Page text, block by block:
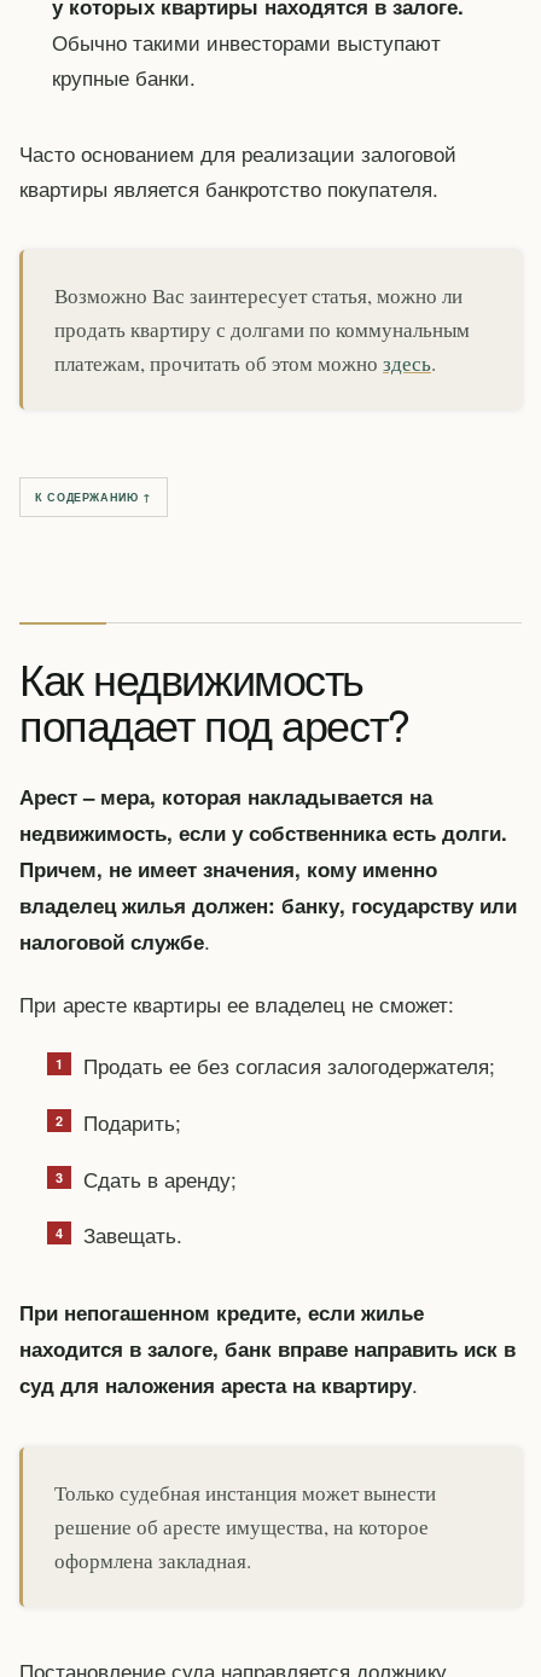
Обычно такими инвесторами выступают
крупные банки.
Часто основанием для реализации залоговой
квартиры является банкротство покупателя.
Возможно Вас заинтересует статья, можно ли
продать квартиру с долгами по коммунальным
платежам, прочитать об этом можно здесь.
К СОДЕРЖАНИЮ ↑
Как недвижимость
попадает под арест?
Арест – мера, которая накладывается на
недвижимость, если у собственника есть долги.
Причем, не имеет значения, кому именно
владелец жилья должен: банку, государству или
налоговой службе.
При аресте квартиры ее владелец не сможет:
Продать ее без согласия залогодержателя;
Подарить;
Сдать в аренду;
Завещать.
При непогашенном кредите, если жилье
находится в залоге, банк вправе направить иск в
суд для наложения ареста на квартиру.
Только судебная инстанция может вынести
решение об аресте имущества, на которое
оформлена закладная.
Постановление суда направляется должнику.